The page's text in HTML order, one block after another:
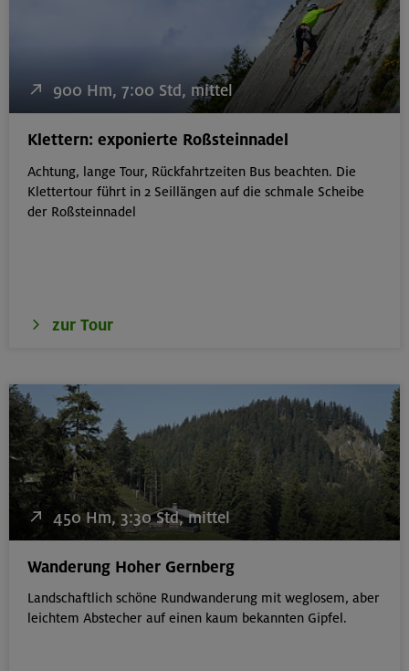
900 Hm, 7:00 Std, mittel
Klettern: exponierte Roßsteinnadel
Achtung, lange Tour, Rückfahrtzeiten Bus beachten. Die
Klettertour führt in 2 Seillängen auf die schmale Scheibe
der Roßsteinnadel
zur Tour
450 Hm, 3:30 Std, mittel
Wanderung Hoher Gernberg
Landschaftlich schöne Rundwanderung mit weglosem, aber
leichtem Abstecher auf einen kaum bekannten Gipfel.